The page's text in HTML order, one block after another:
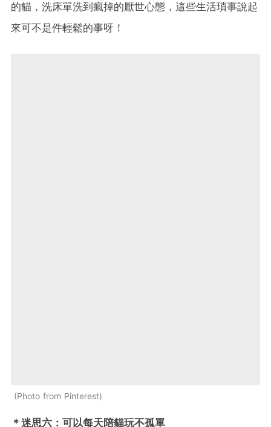
的貓，洗床單洗到瘋掉的厭世心態，這些生活瑣事說起
來可不是件輕鬆的事呀！
Photo from Pinterest
＊ 迷思六 ：可以每天陪貓玩不孤單